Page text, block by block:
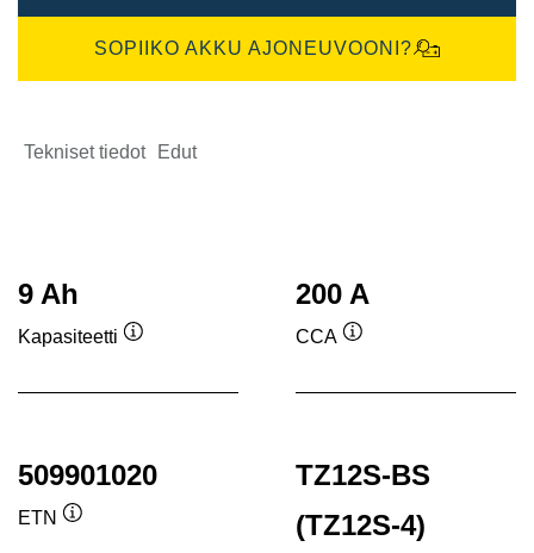
SOPIIKO AKKU AJONEUVOONI?
Tekniset tiedot Edut
9 Ah
Kapasiteetti
200 A
CCA
509901020
ETN
TZ12S-BS
(TZ12S-4)